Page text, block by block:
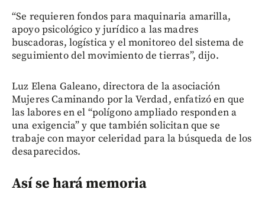
“Se requieren fondos para maquinaria amarilla,
apoyo psicológico y jurídico a las madres
buscadoras, logística y el monitoreo del sistema de
seguimiento del movimiento de tierras”, dijo.
Luz Elena Galeano, directora de la asociación
Mujeres Caminando por la Verdad, enfatizó en que
las labores en el “polígono ampliado responden a
una exigencia” y que también solicitan que se
trabaje con mayor celeridad para la búsqueda de los
desaparecidos.
Así se hará memoria